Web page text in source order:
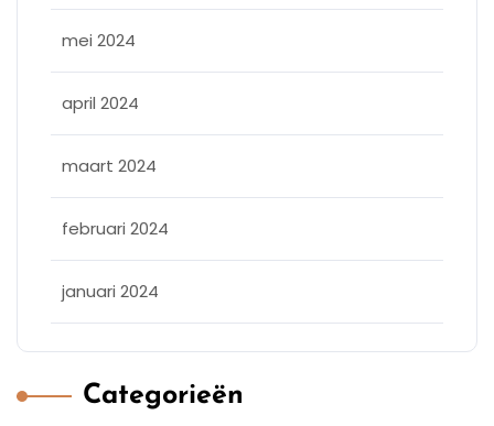
mei 2024
april 2024
maart 2024
februari 2024
januari 2024
Categorieën